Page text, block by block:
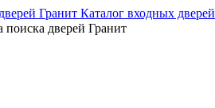
Каталог входных дверей